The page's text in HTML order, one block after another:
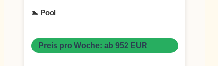
🏊 Pool
Preis pro Woche: ab 952 EUR